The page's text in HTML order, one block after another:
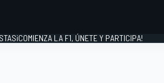
¡COMIENZA LA F1, ÚNETE Y PARTICIPA!